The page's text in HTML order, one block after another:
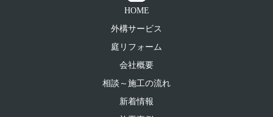
HOME
外構サービス
庭リフォーム
会社概要
相談～施工の流れ
新着情報